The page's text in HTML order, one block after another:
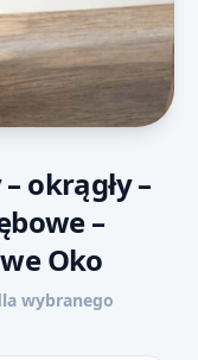
okrągły –
–
Oko
wybranego